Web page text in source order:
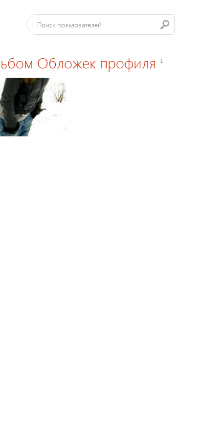
Обложек профиля 1